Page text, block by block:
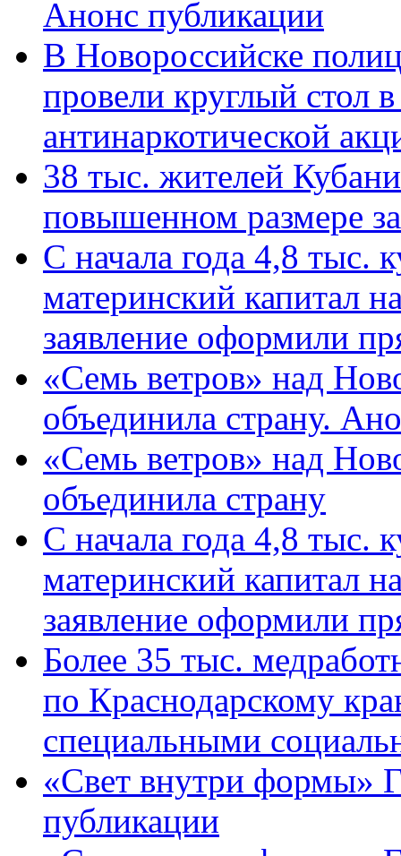
Анонс публикации
В Новороссийске
провели круглый стол
антинаркотической
38 тыс. жителей
повышенном размере
С начала года 4,8 тыс.
материнский капитал
заявление оформили
«Семь ветров» над
объединила страну.
«Семь ветров» над
объединила страну
С начала года 4,8 тыс.
материнский капитал
заявление оформили
Более 35 тыс.
по Краснодарскому
специальными
«Свет внутри формы»
публикации